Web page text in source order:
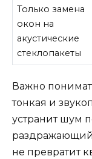
Только замена
окон на
акустические
стеклопакеты
Важно
тонкая и
устранит шум
раздражающий
не превратит